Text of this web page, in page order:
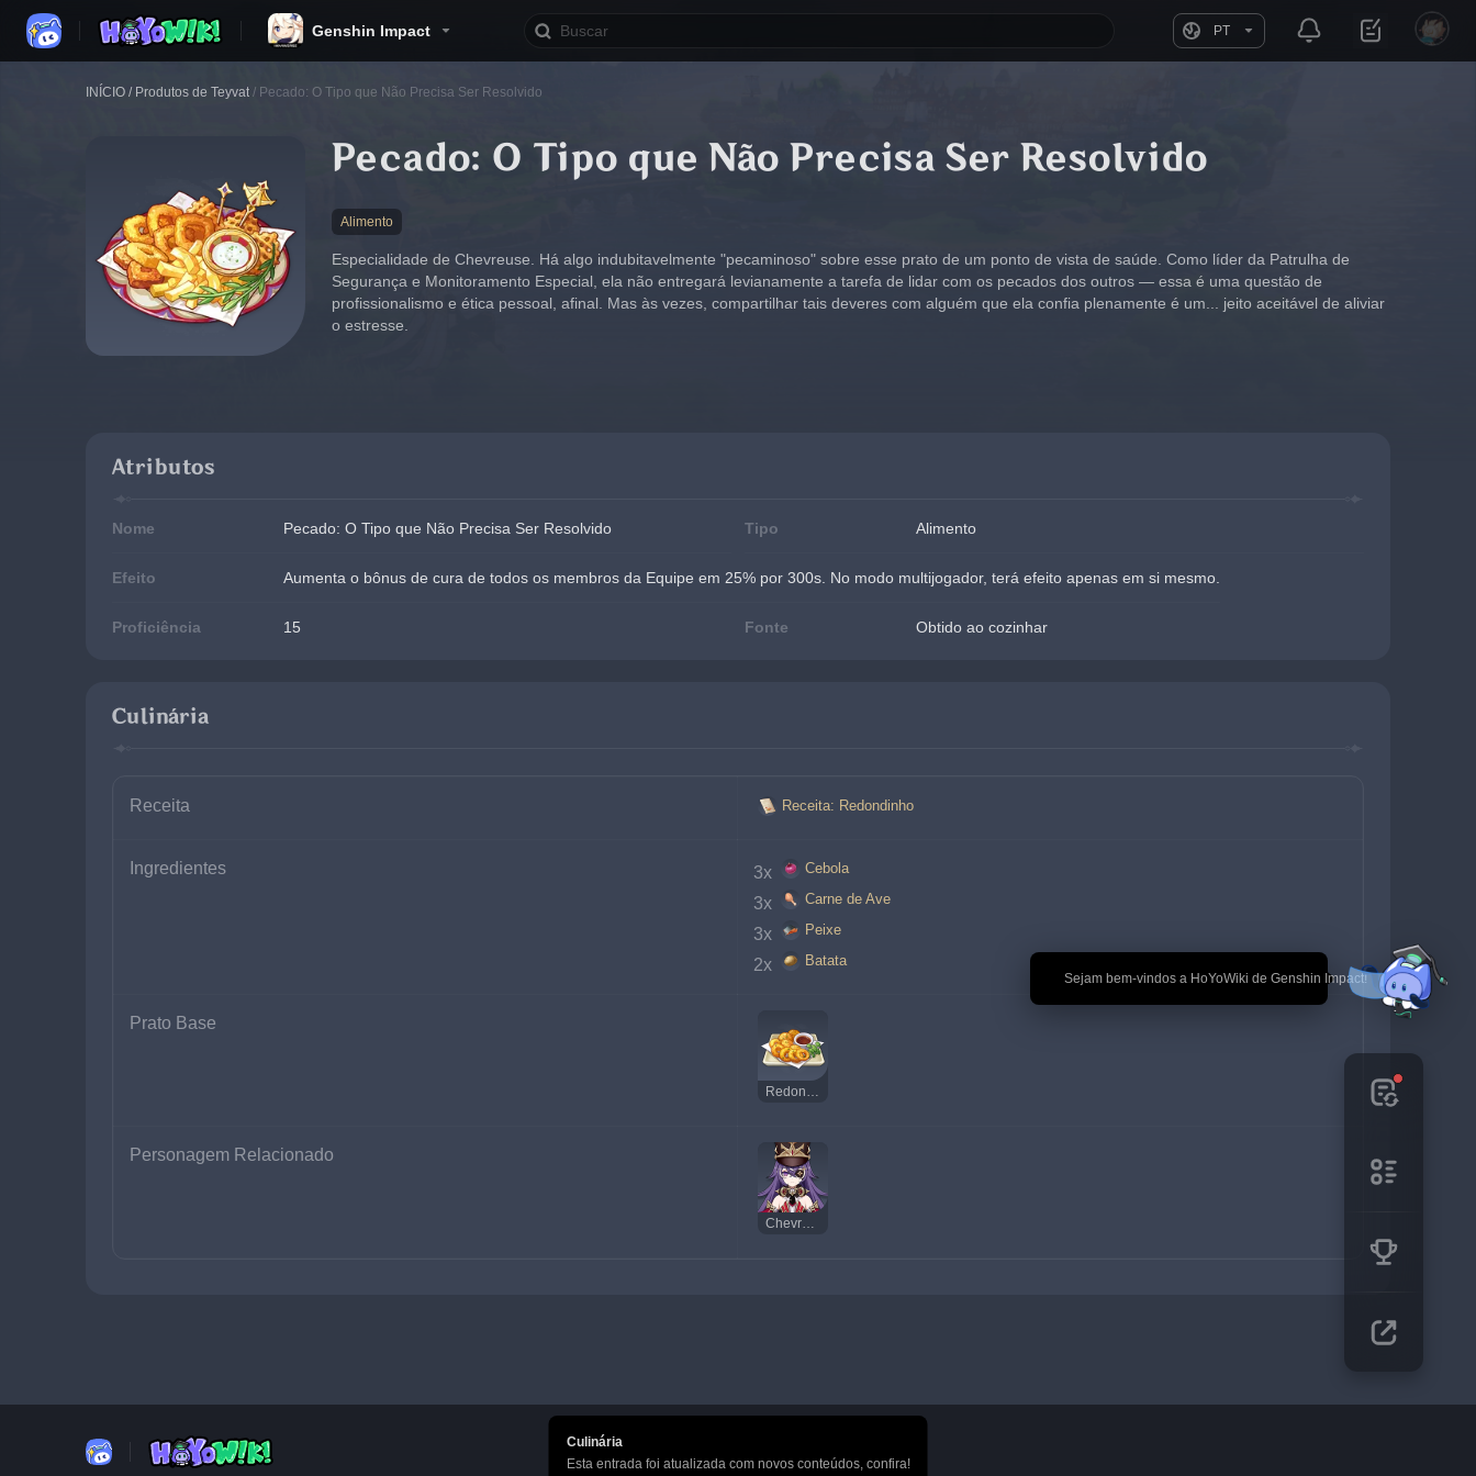
Genshin Impact PT
🎉 Sejam bem-vindos a HoYoWiki de Genshin Impact!
INÍCIO / Produtos de Teyvat / Pecado: O Tipo que Não Precisa Ser Resolvido
Pecado: O Tipo que Não Precisa Ser Resolvido
Alimento
Especialidade de Chevreuse. Há algo indubitavelmente "pecaminoso" sobre esse prato de um ponto de vista de saúde. Como líder da Patrulha de
Segurança e Monitoramento Especial, ela não entregará levianamente a tarefa de lidar com os pecados dos outros — essa é uma questão de
profissionalismo e ética pessoal, afinal. Mas às vezes, compartilhar tais deveres com alguém que ela confia plenamente é um... jeito aceitável de aliviar
o estresse.
Atributos
Nome Pecado: O Tipo que Não Precisa Ser Resolvido Tipo Alimento
Efeito Aumenta o bônus de cura de todos os membros da Equipe em 25% por 300s. No modo multijogador, terá efeito apenas em si mesmo.
Proficiência 15 Fonte Obtido ao cozinhar
Culinária
Receita Receita: Redondinho
Ingredientes 3x Cebola
3x Carne de Ave
3x Peixe
2x Batata
Prato Base
Redondinho
Personagem Relacionado
Chevreuse
Culinária
Esta entrada foi atualizada com novos conteúdos, confira!